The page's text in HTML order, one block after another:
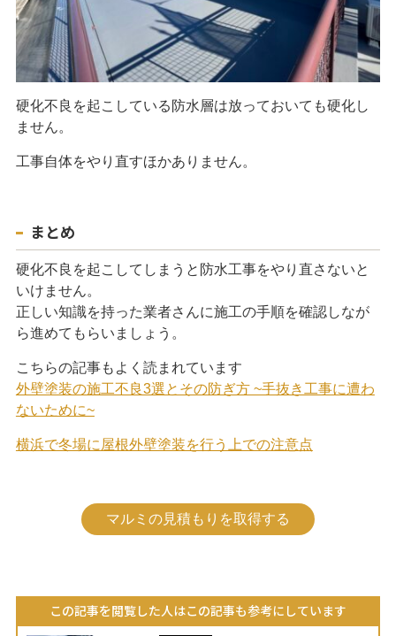
硬化不良を起こしている防水層は放っておいても硬化し
ません。
工事自体をやり直すほかありません。
まとめ
硬化不良を起こしてしまうと防水工事をやり直さないと
いけません。
正しい知識を持った業者さんに施工の手順を確認しなが
ら進めてもらいましょう。
こちらの記事もよく読まれています
外壁塗装の施工不良3選とその防ぎ方 ~手抜き工事に遭わ
ないために~
横浜で冬場に屋根外壁塗装を行う上での注意点
マルミの見積もりを取得する
この記事を閲覧した人はこの記事も参考にしています